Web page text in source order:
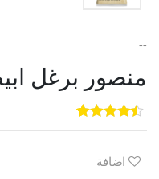
--
منصور برغل ابيض
5
out of
5
3
customer
ratings
اضافة